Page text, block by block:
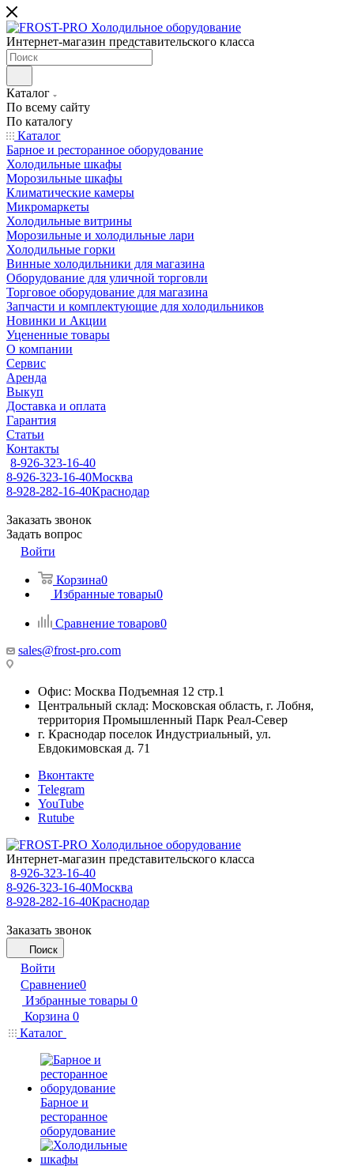
Интернет-магазин представительского класса
Каталог
По всему сайту
По каталогу
Каталог
Барное и ресторанное оборудование
Холодильные шкафы
Морозильные шкафы
Климатические камеры
Микромаркеты
Холодильные витрины
Морозильные и холодильные лари
Холодильные горки
Винные холодильники для магазина
Оборудование для уличной торговли
Торговое оборудование для магазина
Запчасти и комплектующие для холодильников
Новинки и Акции
Уцененные товары
О компании
Сервис
Аренда
Выкуп
Доставка и оплата
Гарантия
Статьи
Контакты
8-926-323-16-40
8-926-323-16-40Москва
8-928-282-16-40Краснодар
Заказать звонок
Задать вопрос
Войти
Корзина0
Избранные товары0
Сравнение товаров0
sales@frost-pro.com
Офис: Москва Подъемная 12 стр.1
Центральный склад: Московская область, г. Лобня,
территория Промышленный Парк Реал-Север
г. Краснодар поселок Индустриальный, ул.
Евдокимовская д. 71
Вконтакте
Telegram
YouTube
Rutube
Интернет-магазин представительского класса
8-926-323-16-40
8-926-323-16-40Москва
8-928-282-16-40Краснодар
Заказать звонок
Поиск
Войти
Сравнение0
Избранные товары 0
Корзина 0
Каталог
Барное и
ресторанное
оборудование